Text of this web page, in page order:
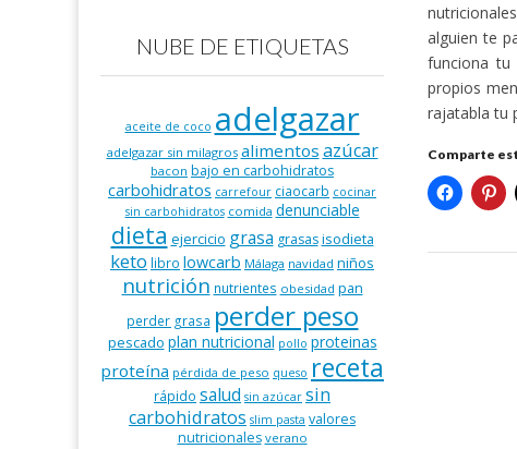
alguien te
funciona
propios
rajatabla tu
Comparte
NUBE DE ETIQUETAS
aceite de coco adelgazar
adelgazar sin milagros alimentos azúcar
bacon bajo en carbohidratos
carbohidratos carrefour ciaocarb cocinar
sin carbohidratos comida denunciable
dieta ejercicio grasa grasas isodieta
keto libro lowcarb Málaga navidad niños
nutrición nutrientes obesidad pan
perder grasa perder peso
pescado plan nutricional pollo proteinas
proteína pérdida de peso queso receta
rápido salud sin azúcar sin
carbohidratos slim pasta valores
nutricionales verano